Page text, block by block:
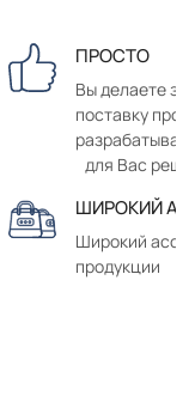
ПРОСТО
Вы делаете
поставку
для Вас
ШИРОКИЙ
Широкий
продукции